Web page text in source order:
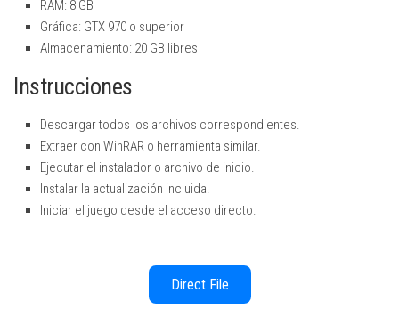
RAM: 8 GB
Gráfica: GTX 970 o superior
Almacenamiento: 20 GB libres
Instrucciones
Descargar todos los archivos correspondientes.
Extraer con WinRAR o herramienta similar.
Ejecutar el instalador o archivo de inicio.
Instalar la actualización incluida.
Iniciar el juego desde el acceso directo.
Direct File